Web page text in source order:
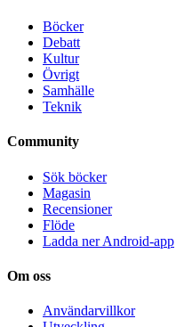
Böcker
Debatt
Kultur
Övrigt
Samhälle
Teknik
Community
Sök böcker
Magasin
Recensioner
Flöde
Ladda ner Android-app
Om oss
Användarvillkor